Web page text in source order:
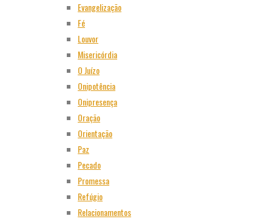
Evangelização
Fé
Louvor
Misericórdia
O Juízo
Onipotência
Onipresença
Oração
Orientação
Paz
Pecado
Promessa
Refúgio
Relacionamentos